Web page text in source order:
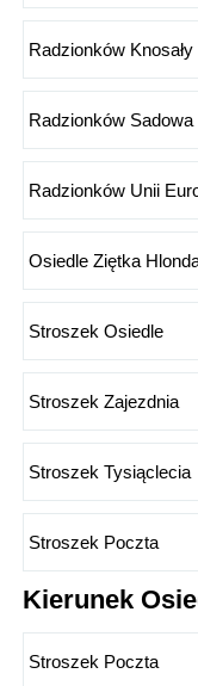
Radzionków Knosały
Radzionków Sadowa
Radzionków Unii
Osiedle Ziętka
Stroszek Osiedle
Stroszek Zajezdnia
Stroszek Tysiąclecia
Stroszek Poczta
Kierunek
Stroszek Poczta